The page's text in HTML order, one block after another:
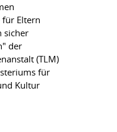
Eltern
sicher
der
(TLM)
für
Kultur